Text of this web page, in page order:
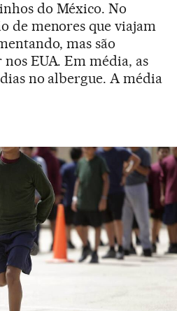
do México. No
de menores que viajam
mas são
EUA. Em média, as
no albergue. A média